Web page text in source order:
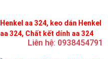
Henkel aa 324, keo dán Henkel
aa 324, Chất kết dính aa 324
Liên hệ: 0938454791